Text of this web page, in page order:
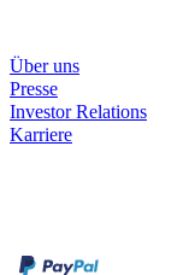
Über uns
Presse
Investor Relations
Karriere